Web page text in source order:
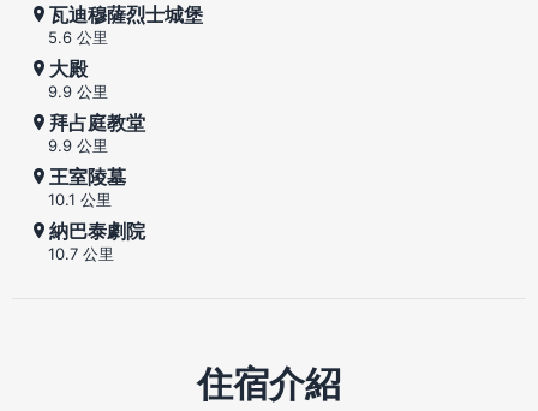
瓦迪穆薩烈士城堡
5.6 公里
大殿
9.9 公里
拜占庭教堂
9.9 公里
王室陵墓
10.1 公里
納巴泰劇院
10.7 公里
住宿介紹